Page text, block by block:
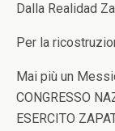
Dalla Realidad
Per la
Mai più un
CONGRESSO
ESERCITO